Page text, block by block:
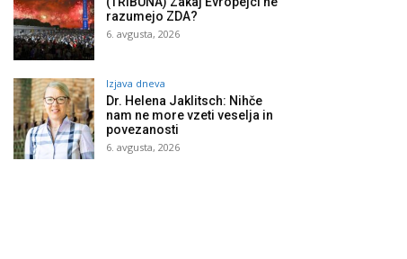
razumejo ZDA?
6. avgusta, 2026
Izjava dneva
Dr. Helena Jaklitsch: Nihče
nam ne more vzeti veselja in
povezanosti
6. avgusta, 2026